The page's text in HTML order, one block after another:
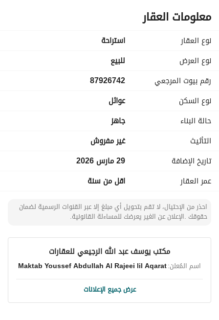
البيع بـ 335 ألف شامل الأثاث
ترخيص الاعلان
7200852827
رخصة فال
1200012493
الرجيعي للعقارات
موقع الشالية
https://maps. app. goo. gl/tQAQkWqiPY7ABu1W8?g_st=ic
معلومات العقار
نوع العقار
استراحة
نوع العرض
للبيع
رقم بيوت المرجعي
87926742
نوع السكن
عوائل
حالة البناء
جاهز
التأثيث
غير مفروش
تاريخ الإضافة
29 مارس 2026
عمر العقار
اقل من سنة
احذر من الإحتيال، لا تقم بتحويل أي مبلغ إلا عبر القنوات الرسمية لضمان
حقوقك .الإعلان عن الغير يعرضك للمساءلة القانونية.
مكتب يوسف عبد الله الرجيعي للعقارات
اسم المُعلن:Maktab Youssef Abdullah Al Rajeei lil Aqarat
عرض جميع الإعلانات